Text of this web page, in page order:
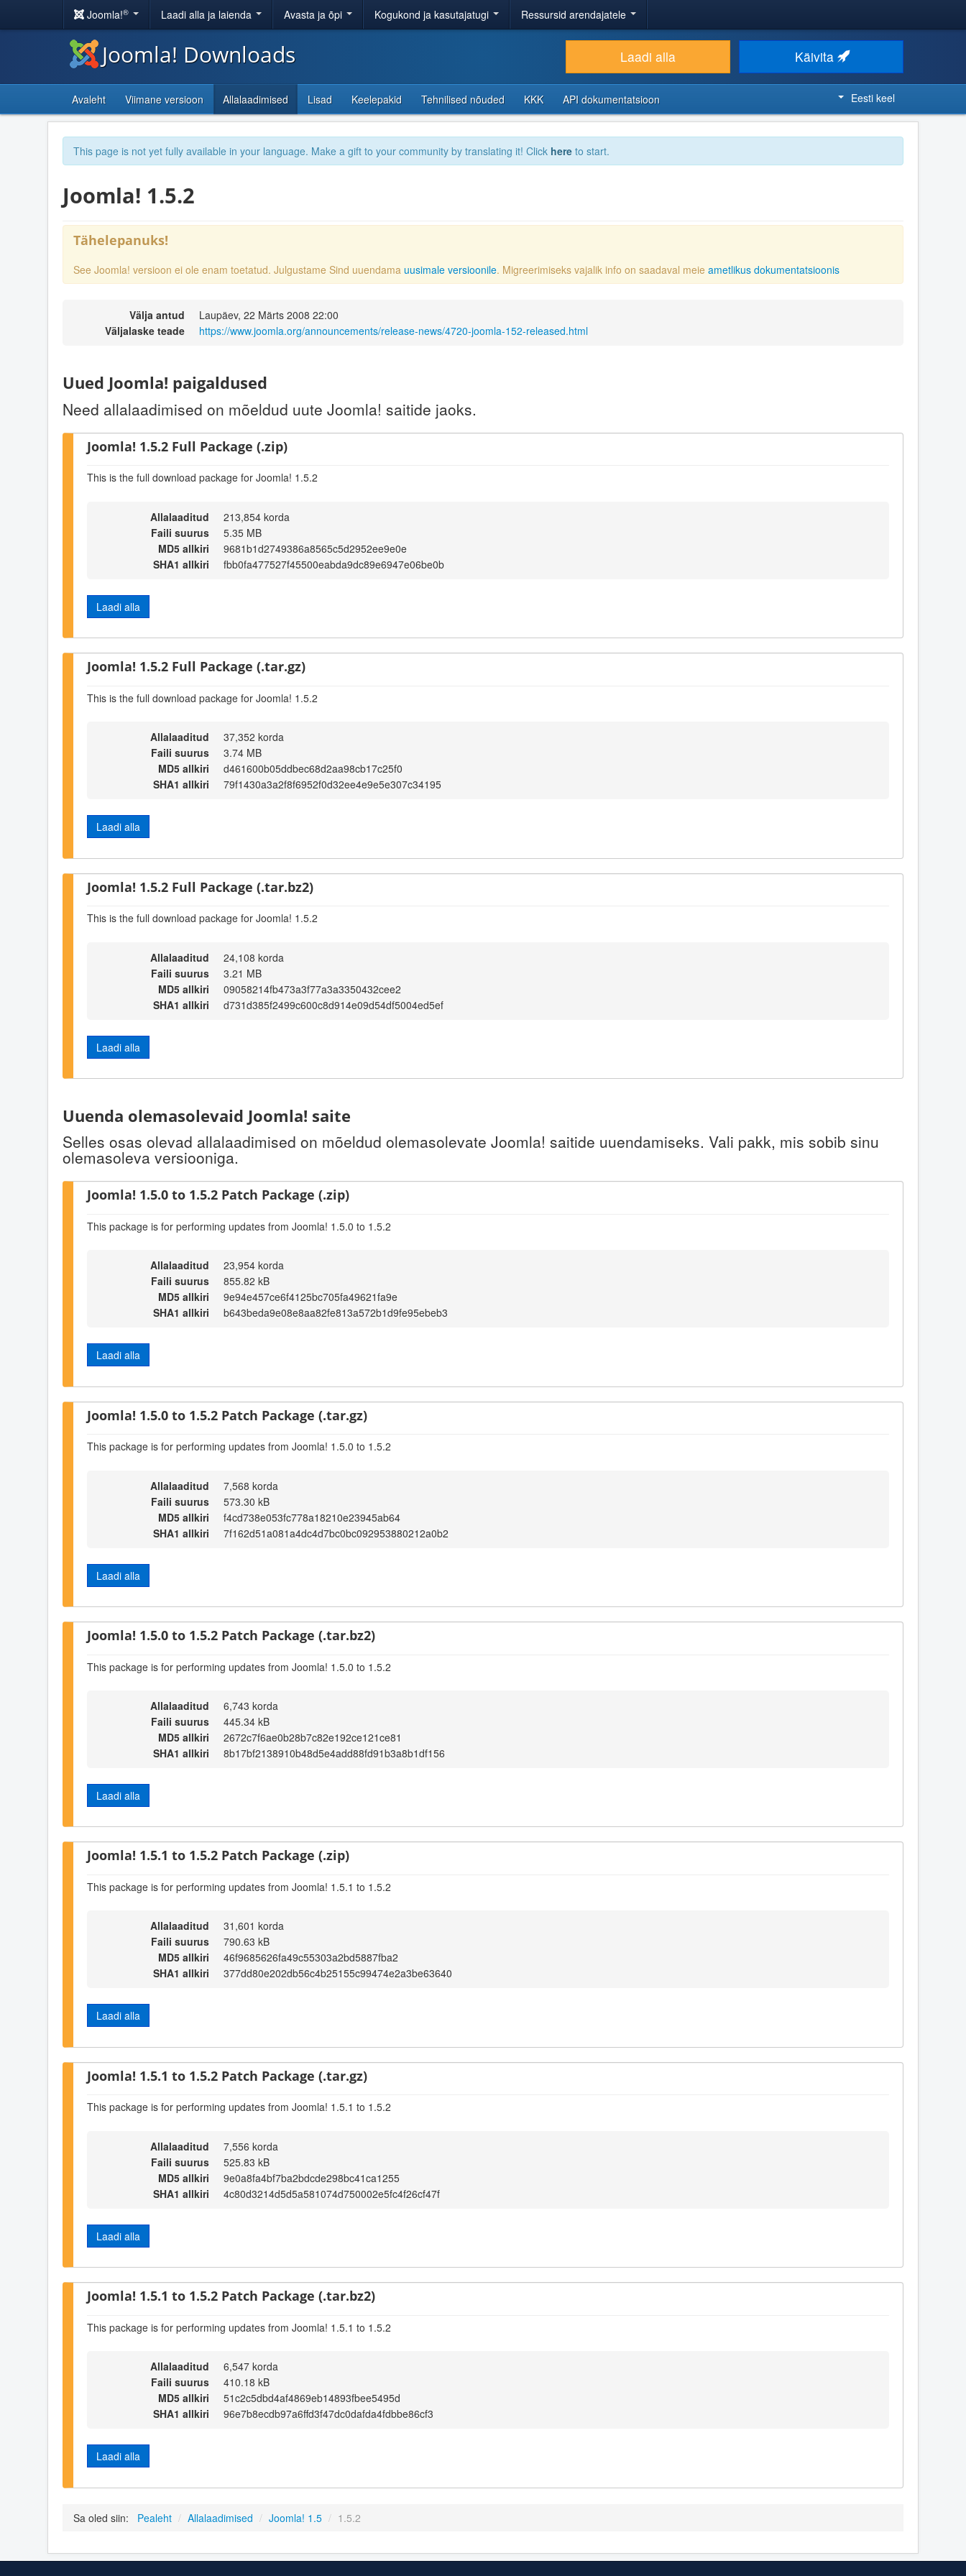
Joomla!® Laadi alla ja laienda Avasta ja õpi Kogukond ja kasutajatugi Ressursid arendajatele
Joomla! Downloads Laadi alla Käivita
Avaleht Viimane versioon Allalaadimised Lisad Keelepakid Tehnilised nõuded KKK API dokumentatsioon Eesti keel
This page is not yet fully available in your language. Make a gift to your community by translating it! Click here to start.
Joomla! 1.5.2
Tähelepanuks!
See Joomla! versioon ei ole enam toetatud. Julgustame Sind uuendama uusimale versioonile. Migreerimiseks vajalik info on saadaval meie ametlikus dokumentatsioonis
Välja antud
Laupäev, 22 Märts 2008 22:00
Väljalaske teade
https://www.joomla.org/announcements/release-news/4720-joomla-152-released.html
Uued Joomla! paigaldused
Need allalaadimised on mõeldud uute Joomla! saitide jaoks.
Joomla! 1.5.2 Full Package (.zip)
This is the full download package for Joomla! 1.5.2
Allalaaditud
213,854 korda
Faili suurus
5.35 MB
MD5 allkiri
9681b1d2749386a8565c5d2952ee9e0e
SHA1 allkiri
fbb0fa477527f45500eabda9dc89e6947e06be0b
Laadi alla
Joomla! 1.5.2 Full Package (.tar.gz)
This is the full download package for Joomla! 1.5.2
Allalaaditud
37,352 korda
Faili suurus
3.74 MB
MD5 allkiri
d461600b05ddbec68d2aa98cb17c25f0
SHA1 allkiri
79f1430a3a2f8f6952f0d32ee4e9e5e307c34195
Laadi alla
Joomla! 1.5.2 Full Package (.tar.bz2)
This is the full download package for Joomla! 1.5.2
Allalaaditud
24,108 korda
Faili suurus
3.21 MB
MD5 allkiri
09058214fb473a3f77a3a3350432cee2
SHA1 allkiri
d731d385f2499c600c8d914e09d54df5004ed5ef
Laadi alla
Uuenda olemasolevaid Joomla! saite
Selles osas olevad allalaadimised on mõeldud olemasolevate Joomla! saitide uuendamiseks. Vali pakk, mis sobib sinu
olemasoleva versiooniga.
Joomla! 1.5.0 to 1.5.2 Patch Package (.zip)
This package is for performing updates from Joomla! 1.5.0 to 1.5.2
Allalaaditud
23,954 korda
Faili suurus
855.82 kB
MD5 allkiri
9e94e457ce6f4125bc705fa49621fa9e
SHA1 allkiri
b643beda9e08e8aa82fe813a572b1d9fe95ebeb3
Laadi alla
Joomla! 1.5.0 to 1.5.2 Patch Package (.tar.gz)
This package is for performing updates from Joomla! 1.5.0 to 1.5.2
Allalaaditud
7,568 korda
Faili suurus
573.30 kB
MD5 allkiri
f4cd738e053fc778a18210e23945ab64
SHA1 allkiri
7f162d51a081a4dc4d7bc0bc092953880212a0b2
Laadi alla
Joomla! 1.5.0 to 1.5.2 Patch Package (.tar.bz2)
This package is for performing updates from Joomla! 1.5.0 to 1.5.2
Allalaaditud
6,743 korda
Faili suurus
445.34 kB
MD5 allkiri
2672c7f6ae0b28b7c82e192ce121ce81
SHA1 allkiri
8b17bf2138910b48d5e4add88fd91b3a8b1df156
Laadi alla
Joomla! 1.5.1 to 1.5.2 Patch Package (.zip)
This package is for performing updates from Joomla! 1.5.1 to 1.5.2
Allalaaditud
31,601 korda
Faili suurus
790.63 kB
MD5 allkiri
46f9685626fa49c55303a2bd5887fba2
SHA1 allkiri
377dd80e202db56c4b25155c99474e2a3be63640
Laadi alla
Joomla! 1.5.1 to 1.5.2 Patch Package (.tar.gz)
This package is for performing updates from Joomla! 1.5.1 to 1.5.2
Allalaaditud
7,556 korda
Faili suurus
525.83 kB
MD5 allkiri
9e0a8fa4bf7ba2bdcde298bc41ca1255
SHA1 allkiri
4c80d3214d5d5a581074d750002e5fc4f26cf47f
Laadi alla
Joomla! 1.5.1 to 1.5.2 Patch Package (.tar.bz2)
This package is for performing updates from Joomla! 1.5.1 to 1.5.2
Allalaaditud
6,547 korda
Faili suurus
410.18 kB
MD5 allkiri
51c2c5dbd4af4869eb14893fbee5495d
SHA1 allkiri
96e7b8ecdb97a6ffd3f47dc0dafda4fdbbe86cf3
Laadi alla
Sa oled siin: Pealeht / Allalaadimised / Joomla! 1.5 / 1.5.2